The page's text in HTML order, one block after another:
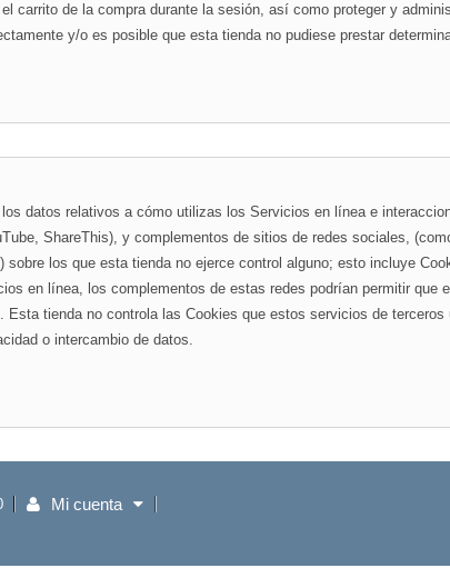
de la compra durante la sesión, así como proteger y
y/o es posible que esta tienda no pudiese prestar
datos relativos a cómo utilizas los Servicios en línea e
ShareThis), y complementos de sitios de redes sociales,
los que esta tienda no ejerce control alguno; esto incluye
en línea, los complementos de estas redes podrían permitir que
tienda no controla las Cookies que estos servicios de
o intercambio de datos.
Mi cuenta